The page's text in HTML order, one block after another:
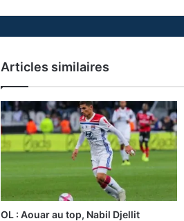
Articles similaires
OL : Aouar au top, Nabil Djellit